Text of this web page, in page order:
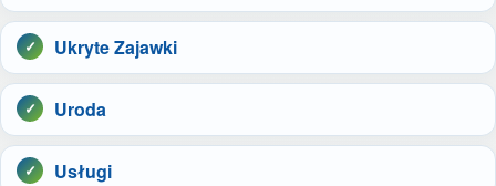
Ukryte Zajawki
Uroda
Usługi